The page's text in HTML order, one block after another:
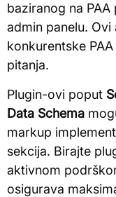
baziranog na
admin panelu.
konkurentske
pitanja.
Plugin-ovi poput
Data Schema
markup
sekcija. Birajte
aktivnom
osigurava